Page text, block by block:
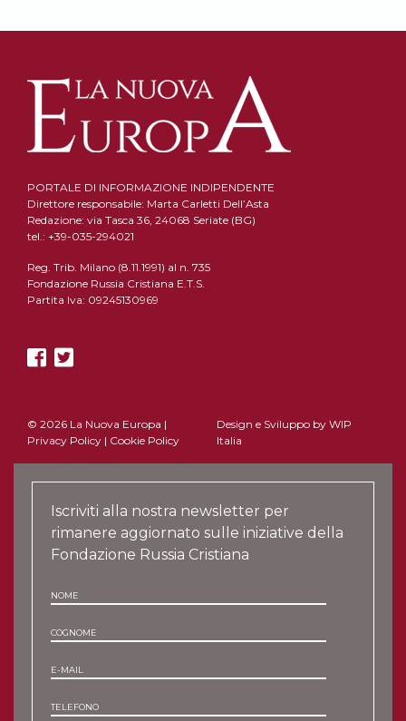
PORTALE DI INFORMAZIONE INDIPENDENTE
Direttore responsabile: Marta Carletti Dell’Asta
Redazione: via Tasca 36, 24068 Seriate (BG)
tel.: +39-035-294021
Reg. Trib. Milano (8.11.1991) al n. 735
Fondazione Russia Cristiana E.T.S.
Partita Iva: 09245130969
© 2026 La Nuova Europa |
Privacy Policy | Cookie Policy
Design e Sviluppo by WIP
Italia
Iscriviti alla nostra newsletter per
rimanere aggiornato sulle iniziative della
Fondazione Russia Cristiana
NOME
COGNOME
E-MAIL
TELEFONO